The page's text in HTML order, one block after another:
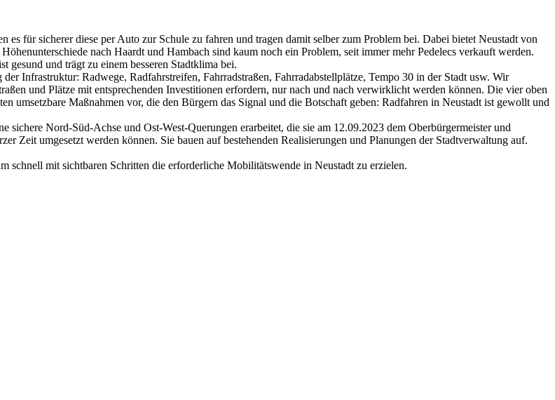
für sicherer diese per Auto zur Schule zu fahren und tragen damit selber zum Problem bei. Dabei bietet Neustadt von
nach Haardt und Hambach sind kaum noch ein Problem, seit immer mehr Pedelecs verkauft werden.
gesund und trägt zu einem besseren Stadtklima bei.
Infrastruktur: Radwege, Radfahrstreifen, Fahrradstraßen, Fahrradabstellplätze, Tempo 30 in der Stadt usw. Wir
und Plätze mit entsprechenden Investitionen erfordern, nur nach und nach verwirklicht werden können. Die vier oben
umsetzbare Maßnahmen vor, die den Bürgern das Signal und die Botschaft geben: Radfahren in Neustadt ist gewollt und
Nord-Süd-Achse und Ost-West-Querungen erarbeitet, die sie am 12.09.2023 dem Oberbürgermeister und
Zeit umgesetzt werden können. Sie bauen auf bestehenden Realisierungen und Planungen der Stadtverwaltung auf.
schnell mit sichtbaren Schritten die erforderliche Mobilitätswende in Neustadt zu erzielen.